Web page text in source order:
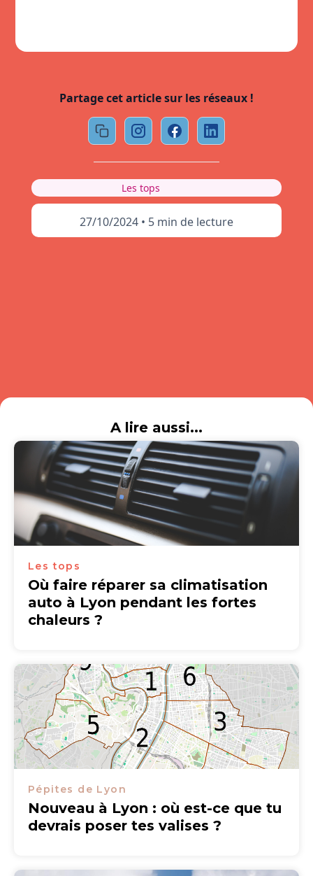
Partage cet article sur les réseaux !
Les tops
27/10/2024 • 5 min de lecture
A lire aussi...
Les tops
Où faire réparer sa climatisation
auto à Lyon pendant les fortes
chaleurs ?
Pépites de Lyon
Nouveau à Lyon : où est-ce que tu
devrais poser tes valises ?